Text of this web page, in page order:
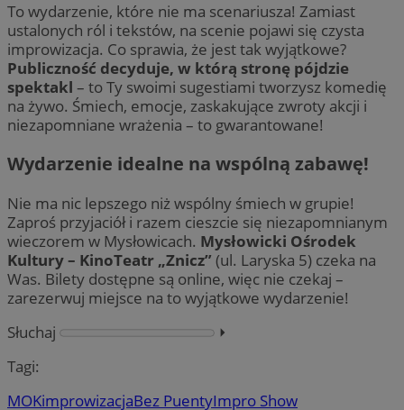
To wydarzenie, które nie ma scenariusza! Zamiast
ustalonych ról i tekstów, na scenie pojawi się czysta
improwizacja. Co sprawia, że jest tak wyjątkowe?
Publiczność decyduje, w którą stronę pójdzie
spektakl – to Ty swoimi sugestiami tworzysz komedię
na żywo. Śmiech, emocje, zaskakujące zwroty akcji i
niezapomniane wrażenia – to gwarantowane!
Wydarzenie idealne na wspólną zabawę!
Nie ma nic lepszego niż wspólny śmiech w grupie!
Zaproś przyjaciół i razem cieszcie się niezapomnianym
wieczorem w Mysłowicach. Mysłowicki Ośrodek
Kultury – KinoTeatr „Znicz” (ul. Laryska 5) czeka na
Was. Bilety dostępne są online, więc nie czekaj –
zarezerwuj miejsce na to wyjątkowe wydarzenie!
Słuchaj
⏵︎
Tagi:
MOKimprowizacjaBez PuentyImpro Show